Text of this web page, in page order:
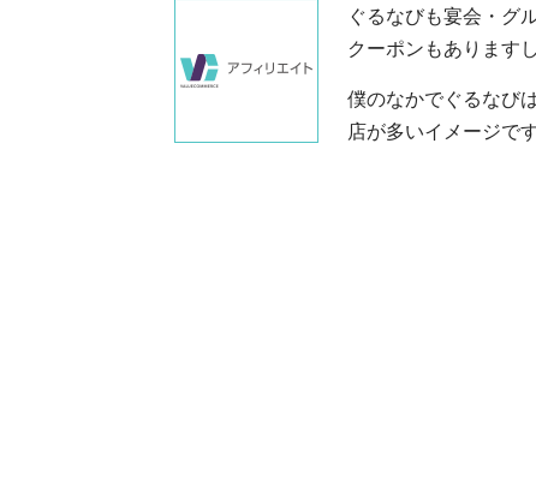
ぐるなびも宴会・グ
クーポンもあります
僕のなかでぐるなび
店が多いイメージです